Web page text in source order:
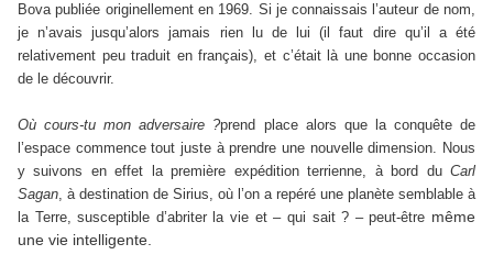
Bova publiée originellement en 1969. Si je connaissais l’auteur de nom,
je n’avais jusqu’alors jamais rien lu de lui (il faut dire qu’il a été
relativement peu traduit en français), et c’était là une bonne occasion
de le découvrir.
Où cours-tu mon adversaire ?prend place alors que la conquête de
l’espace commence tout juste à prendre une nouvelle dimension. Nous
y suivons en effet la première expédition terrienne, à bord du Carl
Sagan, à destination de Sirius, où l’on a repéré une planète semblable à
la Terre, susceptible d’abriter la vie et – qui sait ? – peut-être même
une vie intelligente.